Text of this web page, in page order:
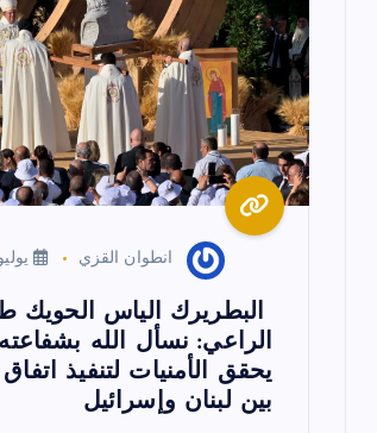
انطوان القزي يوليو 26,
البطريرك الياس الحويك
الراعي: نسأل الله
يحقق الأمنيات لتنفيذ اتفاق
بين لبنان وإسرائيل